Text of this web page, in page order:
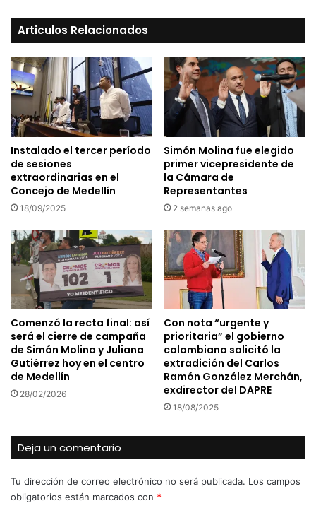
Articulos Relacionados
Instalado el tercer período
de sesiones
extraordinarias en el
Concejo de Medellín
18/09/2025
Simón Molina fue elegido
primer vicepresidente de
la Cámara de
Representantes
2 semanas ago
Comenzó la recta final: así
será el cierre de campaña
de Simón Molina y Juliana
Gutiérrez hoy en el centro
de Medellín
28/02/2026
Con nota “urgente y
prioritaria” el gobierno
colombiano solicitó la
extradición del Carlos
Ramón González Merchán,
exdirector del DAPRE
18/08/2025
Deja un comentario
Tu dirección de correo electrónico no será publicada. Los campos
obligatorios están marcados con *